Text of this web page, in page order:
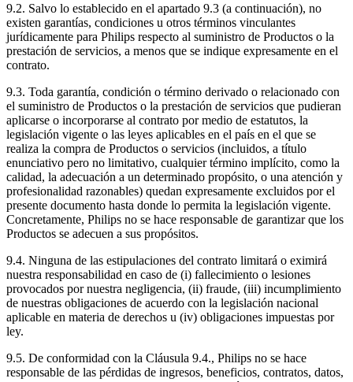
9.2. Salvo lo establecido en el apartado 9.3 (a continuación), no
existen garantías, condiciones u otros términos vinculantes
jurídicamente para Philips respecto al suministro de Productos o la
prestación de servicios, a menos que se indique expresamente en el
contrato.
9.3. Toda garantía, condición o término derivado o relacionado con
el suministro de Productos o la prestación de servicios que pudieran
aplicarse o incorporarse al contrato por medio de estatutos, la
legislación vigente o las leyes aplicables en el país en el que se
realiza la compra de Productos o servicios (incluidos, a título
enunciativo pero no limitativo, cualquier término implícito, como la
calidad, la adecuación a un determinado propósito, o una atención y
profesionalidad razonables) quedan expresamente excluidos por el
presente documento hasta donde lo permita la legislación vigente.
Concretamente, Philips no se hace responsable de garantizar que los
Productos se adecuen a sus propósitos.
9.4. Ninguna de las estipulaciones del contrato limitará o eximirá
nuestra responsabilidad en caso de (i) fallecimiento o lesiones
provocados por nuestra negligencia, (ii) fraude, (iii) incumplimiento
de nuestras obligaciones de acuerdo con la legislación nacional
aplicable en materia de derechos u (iv) obligaciones impuestas por
ley.
9.5. De conformidad con la Cláusula 9.4., Philips no se hace
responsable de las pérdidas de ingresos, beneficios, contratos, datos,